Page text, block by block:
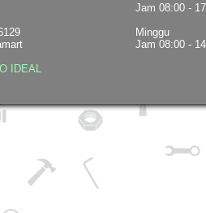
IDEAL
Jam 08:00 -
Minggu
Jam 08:00 -